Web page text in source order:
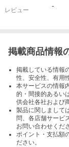
レビュー
-
掲載商品情報
掲載している情報
性、安全性、有用
本サービスの情報
的・間接的あるい
供会社各社および
製品に関しまして
問、各店舗サービ
お問い合わせくだ
ポイント・支払額
ださい。